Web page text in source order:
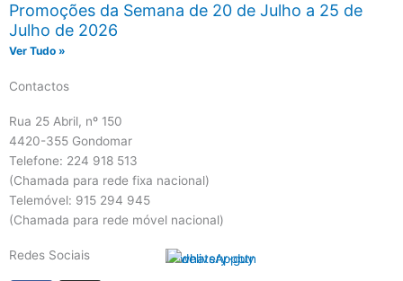
Promoções da Semana de 20 de Julho a 25 de
Julho de 2026
Ver Tudo »
Contactos
Rua 25 Abril, nº 150
4420-355 Gondomar
Telefone: 224 918 513
(Chamada para rede fixa nacional)
Telemóvel: 915 294 945
(Chamada para rede móvel nacional)
Redes Sociais